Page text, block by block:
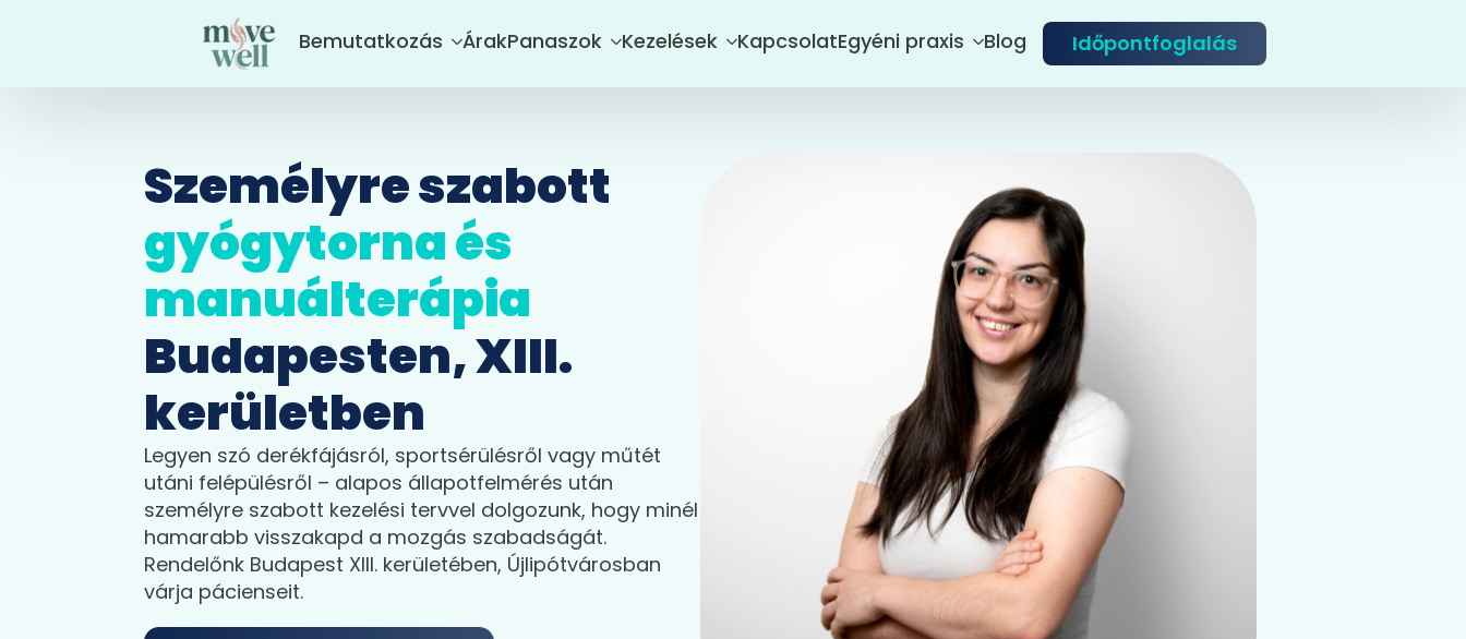
Bemutatkozás ÁrakPanaszok Kezelések KapcsolatEgyéni praxis Blog Időpontfoglalás
Személyre szabott
gyógytorna és
manuálterápia
Budapesten, XIII.
kerületben
Legyen szó derékfájásról, sportsérülésről vagy műtét
utáni felépülésről – alapos állapotfelmérés után
személyre szabott kezelési tervvel dolgozunk, hogy minél
hamarabb visszakapd a mozgás szabadságát.
Rendelőnk Budapest XIII. kerületében, Újlipótvárosban
várja pácienseit.